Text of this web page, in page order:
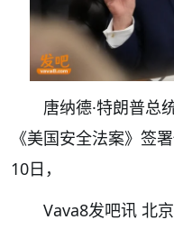
唐纳德·特朗普总
《美国安全法案》签
10日，
Vava8发吧讯 北